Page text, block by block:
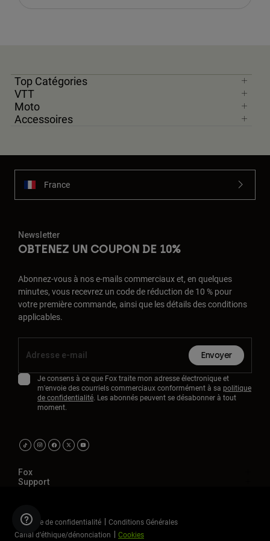
Top Catégories
VTT
Moto
Accessoires
France
Newsletter
OBTENEZ UN COUPON DE 10%
Abonnez-vous à nos e-mails commerciaux et, en quelques
minutes, vous recevrez un code de réduction de 10 % pour
votre première commande, ainsi que les détails des conditions
applicables.
Envoyer
Je consens à ce que Fox traite mon adresse électronique et
m'envoie des courriels commerciaux conformément à sa politique
de confidentialité. Les abonnés peuvent se désabonner à tout
moment.
Fox
Support
Politique de confidentialité
Conditions Générales
Canal d’éthique/dénonciation
Cookies